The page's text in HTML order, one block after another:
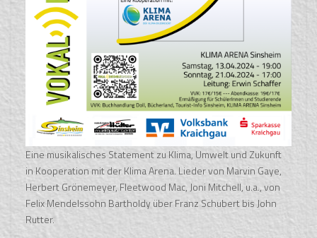
Eine musikalisches Statement zu Klima, Umwelt und Zukunft
in Kooperation mit der Klima Arena. Lieder von Marvin Gaye,
Herbert Grönemeyer, Fleetwood Mac, Joni Mitchell, u.a., von
Felix Mendelssohn Bartholdy über Franz Schubert bis John
Rutter.